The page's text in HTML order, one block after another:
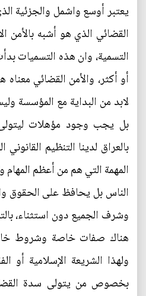
يعتبر أوسع واشمل والجزئية
القضائي الذي هو أشبه بالأمن
التسمية، وان هذه التسميات
أو أكثر، والأمن القضائي
لابد من البداية مع المؤسسة
بل يجب وجود مؤهلات
بالعراق لدينا التنظيم
المهمة التي هم من أعظم المهام
الناس بل يحافظ على الحقوق
وشرف الجميع دون استثناء،
هناك صفات خاصة وشروط
ولهذا الشريعة الإسلامية أو
بخصوص من يتولى سدة